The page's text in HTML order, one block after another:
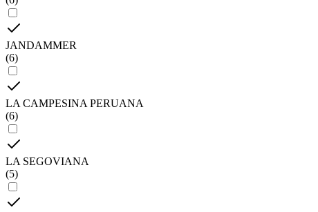
JANDAMMER
(6)
LA CAMPESINA PERUANA
(6)
LA SEGOVIANA
(5)